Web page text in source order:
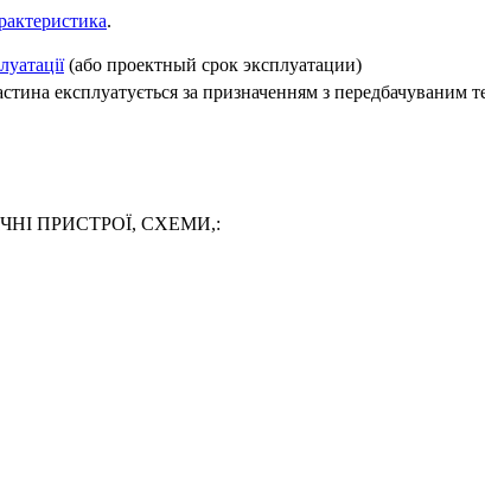
.
(або проектный срок эксплуатации)
експлуатується за призначенням з
ПРИСТРОЇ, СХЕМИ,: